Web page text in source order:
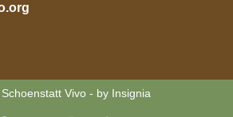
Vivo - by Insignia